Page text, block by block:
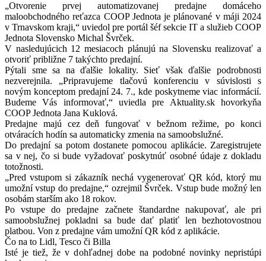
„Otvorenie prvej automatizovanej predajne domáceho
maloobchodného reťazca COOP Jednota je plánované v máji 2024
v Trnavskom kraji,“ uviedol pre portál šéf sekcie IT a služieb COOP
Jednota Slovensko Michal Švrček.
V nasledujúcich 12 mesiacoch plánujú na Slovensku realizovať a
otvoriť približne 7 takýchto predajní.
Pýtali sme sa na ďalšie lokality. Sieť však ďalšie podrobnosti
nezverejnila. „Pripravujeme tlačovú konferenciu v súvislosti s
novým konceptom predajní 24. 7., kde poskytneme viac informácií.
Budeme Vás informovať,“ uviedla pre Aktuality.sk hovorkyňa
COOP Jednota Jana Kuklová.
Predajne majú cez deň fungovať v bežnom režime, po konci
otváracích hodín sa automaticky zmenia na samoobslužné.
Do predajní sa potom dostanete pomocou aplikácie. Zaregistrujete
sa v nej, čo si bude vyžadovať poskytnúť osobné údaje z dokladu
totožnosti.
„Pred vstupom si zákazník nechá vygenerovať QR kód, ktorý mu
umožní vstup do predajne,“ ozrejmil Švrček. Vstup bude možný len
osobám starším ako 18 rokov.
Po vstupe do predajne začnete štandardne nakupovať, ale pri
samoobslužnej pokladni sa bude dať platiť len bezhotovostnou
platbou. Von z predajne vám umožní QR kód z aplikácie.
Čo na to Lidl, Tesco či Billa
Isté je tiež, že v dohľadnej dobe na podobné novinky nepristúpi